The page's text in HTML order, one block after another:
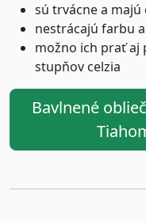
sú trvácne a
nestrácajú farbu
možno ich prať aj
stupňov celzia
Bavlnené